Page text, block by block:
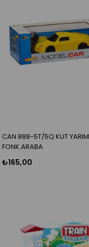
CAN 888-5T/5Q KUT YARIM
FONK.ARABA
₺165,00